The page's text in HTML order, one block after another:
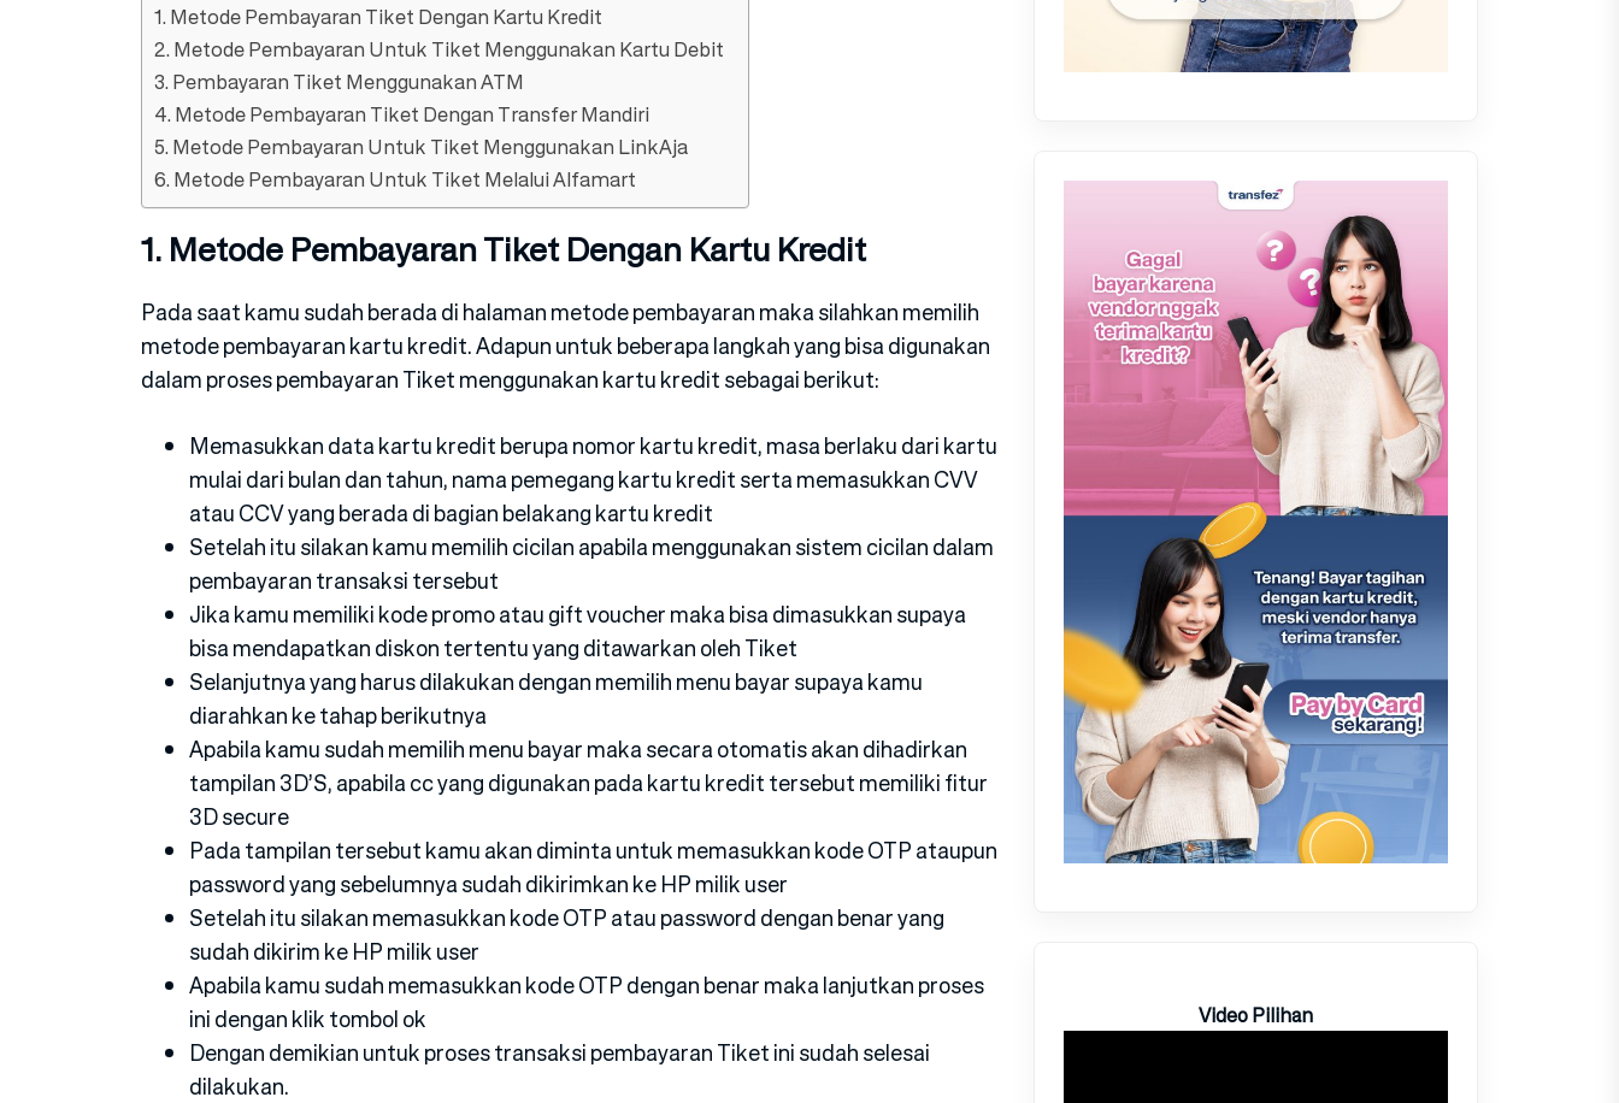
1. Metode Pembayaran Tiket Dengan Kartu Kredit
2. Metode Pembayaran Untuk Tiket Menggunakan Kartu Debit
3. Pembayaran Tiket Menggunakan ATM
4. Metode Pembayaran Tiket Dengan Transfer Mandiri
5. Metode Pembayaran Untuk Tiket Menggunakan LinkAja
6. Metode Pembayaran Untuk Tiket Melalui Alfamart
1. Metode Pembayaran Tiket Dengan Kartu Kredit
Pada saat kamu sudah berada di halaman metode pembayaran maka silahkan memilih
metode pembayaran kartu kredit. Adapun untuk beberapa langkah yang bisa digunakan
dalam proses pembayaran Tiket menggunakan kartu kredit sebagai berikut:
Memasukkan data kartu kredit berupa nomor kartu kredit, masa berlaku dari kartu
mulai dari bulan dan tahun, nama pemegang kartu kredit serta memasukkan CVV
atau CCV yang berada di bagian belakang kartu kredit
Setelah itu silakan kamu memilih cicilan apabila menggunakan sistem cicilan dalam
pembayaran transaksi tersebut
Jika kamu memiliki kode promo atau gift voucher maka bisa dimasukkan supaya
bisa mendapatkan diskon tertentu yang ditawarkan oleh Tiket
Selanjutnya yang harus dilakukan dengan memilih menu bayar supaya kamu
diarahkan ke tahap berikutnya
Apabila kamu sudah memilih menu bayar maka secara otomatis akan dihadirkan
tampilan 3D’S, apabila cc yang digunakan pada kartu kredit tersebut memiliki fitur
3D secure
Pada tampilan tersebut kamu akan diminta untuk memasukkan kode OTP ataupun
password yang sebelumnya sudah dikirimkan ke HP milik user
Setelah itu silakan memasukkan kode OTP atau password dengan benar yang
sudah dikirim ke HP milik user
Apabila kamu sudah memasukkan kode OTP dengan benar maka lanjutkan proses
ini dengan klik tombol ok
Dengan demikian untuk proses transaksi pembayaran Tiket ini sudah selesai
dilakukan.
Video Pilihan